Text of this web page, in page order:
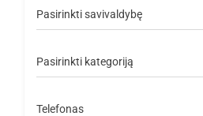
Pasirinkti savivaldybę
Pasirinkti kategoriją
Telefonas